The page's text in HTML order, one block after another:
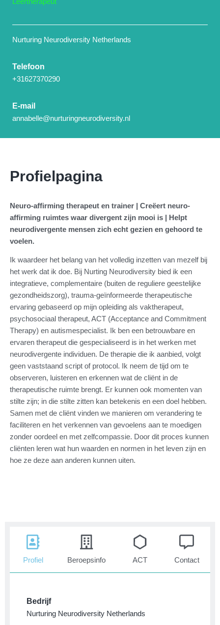
Nurturing Neurodiversity Netherlands
Telefoon
+31627370290
E-mail
annabelle@nurturingneurodiversity.nl
Profielpagina
Neuro-affirming therapeut en trainer | Creëert neuro-
affirming ruimtes waar divergent zijn mooi is | Helpt
neurodivergente mensen zich echt gezien en gehoord te
voelen.
Ik waardeer het belang van het volledig inzetten van mezelf bij
het werk dat ik doe. Bij Nurting Neurodiversity bied ik een
integratieve, complementaire (buiten de reguliere geestelijke
gezondheidszorg), trauma-geïnformeerde therapeutische
ervaring gebaseerd op mijn opleiding als vaktherapeut,
psychosociaal therapeut, ACT (Acceptance and Commitment
Therapy) en autismespecialist. Ik ben een betrouwbare en
ervaren therapeut die gespecialiseerd is in het werken met
neurodivergente individuen. De therapie die ik aanbied, volgt
geen vaststaand script of protocol. Ik neem de tijd om te
observeren, luisteren en erkennen wat de cliënt in de
therapeutische ruimte brengt. Er kunnen ook momenten van
stilte zijn; in die stilte zitten kan betekenis en een doel hebben.
Samen met de cliënt vinden we manieren om verandering te
faciliteren en het verkennen van gevoelens aan te moedigen
zonder oordeel en met zelfcompassie. Door dit proces kunnen
cliënten leren wat hun waarden en normen in het leven zijn en
hoe ze deze aan anderen kunnen uiten.
Profiel Beroepsinfo ACT Contact
Bedrijf
Nurturing Neurodiversity Netherlands